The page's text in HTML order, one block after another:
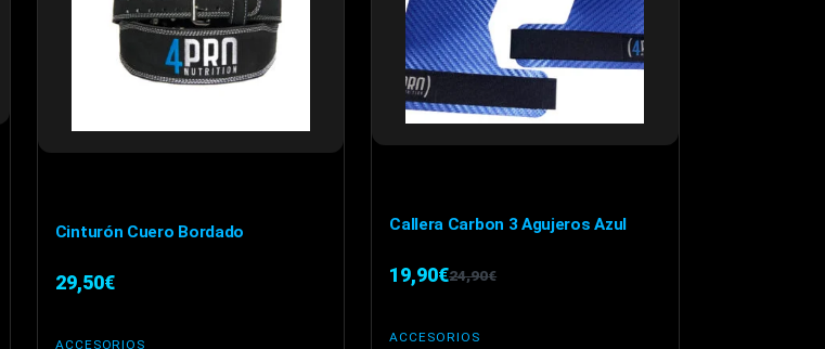
Cinturón Cuero Bordado
29,50€
ACCESORIOS
Callera Carbon 3 Agujeros Azul
24,90€
El
19,90€
El
ACCESORIOS